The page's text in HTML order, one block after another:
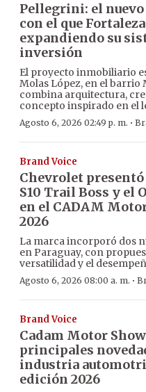
Pellegrini: el
con el que
expandiendo su
inversión
El proyecto inmobiliario
Molas López, en el barrio
combina arquitectura,
concepto inspirado en el
Agosto 6, 2026 02:49 p. m. ·
Brand Voice
Chevrolet presentó
S10 Trail Boss y el
en el CADAM
2026
La marca incorporó dos
en Paraguay, con
versatilidad y el
Agosto 6, 2026 08:00 a. m. ·
Brand Voice
Cadam Motor
principales
industria
edición 2026